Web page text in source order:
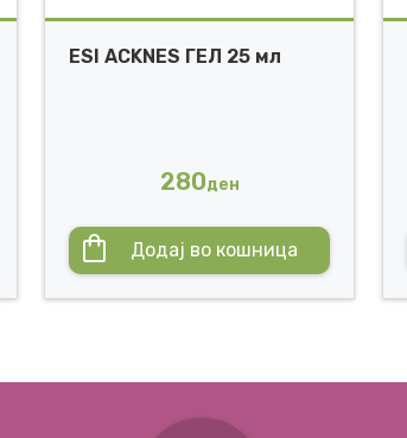
ESI ACKNES ГЕЛ 25 мл
280ден
Додај во кошница